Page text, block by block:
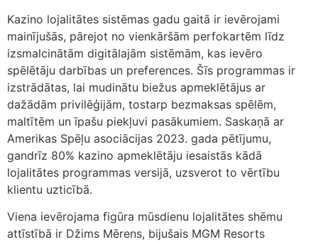
Kazino lojalitātes sistēmas gadu gaitā ir ievērojami
mainījušās, pārejot no vienkāršām perfokartēm līdz
izsmalcinātām digitālajām sistēmām, kas ievēro
spēlētāju darbības un preferences. Šīs programmas ir
izstrādātas, lai mudinātu biežus apmeklētājus ar
dažādām privilēģijām, tostarp bezmaksas spēlēm,
maltītēm un īpašu piekļuvi pasākumiem. Saskaņā ar
Amerikas Spēļu asociācijas 2023. gada pētījumu,
gandrīz 80% kazino apmeklētāju iesaistās kādā
lojalitātes programmas versijā, uzsverot to vērtību
klientu uzticībā.
Viena ievērojama figūra mūsdienu lojalitātes shēmu
attīstībā ir Džims Mērens, bijušais MGM Resorts